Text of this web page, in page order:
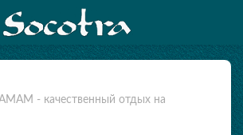
- качественный отдых на